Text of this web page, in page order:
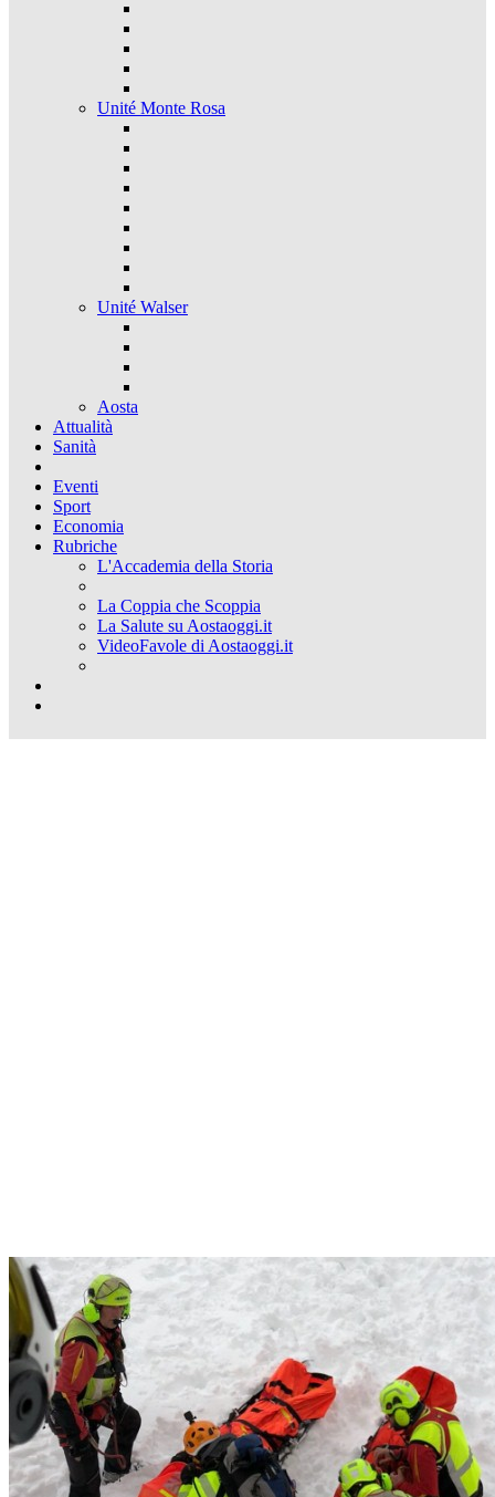
Unité Monte Rosa
Unité Walser
Aosta
Attualità
Sanità
Eventi
Sport
Economia
Rubriche
L'Accademia della Storia
La Coppia che Scoppia
La Salute su Aostaoggi.it
VideoFavole di Aostaoggi.it